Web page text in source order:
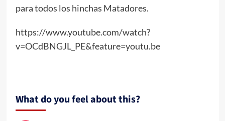
para todos los hinchas Matadores.
https://www.youtube.com/watch?
v=OCdBNGJL_PE&feature=youtu.be
What do you feel about this?